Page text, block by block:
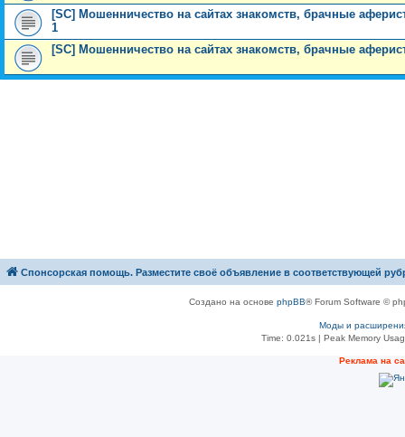
[SC] Мошенничество на сайтах знакомств, брачные
1
[SC] Мошенничество на сайтах знакомств, брачные
Спонсорская помощь. Разместите своё объявление в соответствующей
Создано на основе phpBB® Forum Software ©
Моды и
Time: 0.021s| Peak Memory
Рeклама на